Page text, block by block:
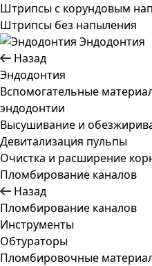
Штрипсы c корундовым
Штрипсы без напыления
Эндодонтия
Назад
Эндодонтия
Вспомогательные
эндодонтии
Высушивание и
Девитализация пульпы
Очистка и расширение
Пломбирование каналов
Назад
Пломбирование каналов
Инструменты
Обтураторы
Пломбировочные